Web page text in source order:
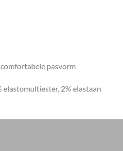
pasvorm
elastomultiester, 2% elastaan